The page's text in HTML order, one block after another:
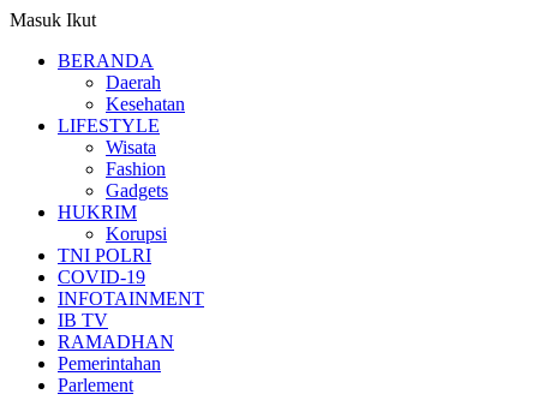
Masuk Ikut
BERANDA
Daerah
Kesehatan
LIFESTYLE
Wisata
Fashion
Gadgets
HUKRIM
Korupsi
TNI POLRI
COVID-19
INFOTAINMENT
IB TV
RAMADHAN
Pemerintahan
Parlement